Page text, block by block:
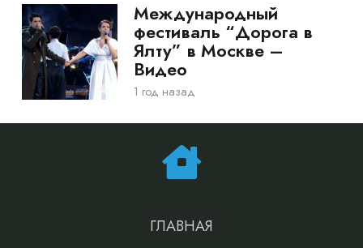
Международный
фестиваль “Дорога в
Ялту” в Москве –
Видео
1 год назад
ГЛАВНАЯ